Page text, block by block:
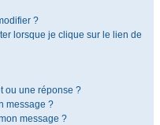
?
lorsque je clique sur le lien de
ou une réponse ?
message ?
message ?